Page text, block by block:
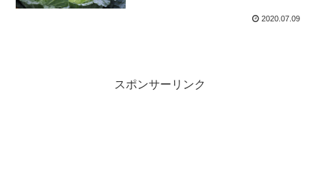
2020.07.09
スポンサーリンク